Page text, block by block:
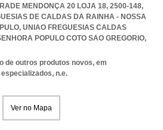
MENDONÇA 20 LOJA 18, 2500-148,
DE CALDAS DA RAINHA - NOSSA
, UNIAO FREGUESIAS CALDAS
POPULO COTO SAO GREGORIO,
de outros produtos novos, em
n.e.
Ver no Mapa